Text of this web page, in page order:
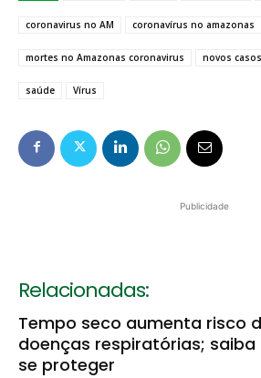
coronavirus no AM coronavírus no amazonas
mortes no Amazonas coronavirus novos
saúde Vírus
Publicidade
Relacionadas:
Tempo seco aumenta risco
doenças respiratórias; saiba
se proteger